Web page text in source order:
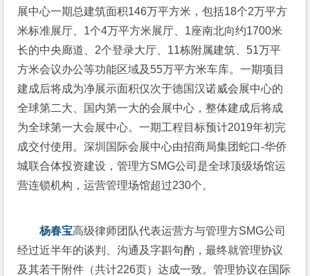
展中心一期总建筑面积146万平方米，包括18个2万平方
米标准展厅、1个4万平方米展厅、1座南北向约1700米
长的中央廊道、2个登录大厅、11栋附属建筑、51万平
方米会议办公等功能区域及55万平方米车库。一期项目
建成后将成为净展示面积仅次于德国汉诺威会展中心的
全球第二大、国内第一大的会展中心，整体建成后将成
为全球第一大会展中心。一期工程目标预计2019年初完
成交付使用。深圳国际会展中心由招商局集团蛇口-华侨
城联合体投资建设，管理方SMG公司是全球顶级场馆运
营连锁机构，运营管理场馆超过230个。
杨春宝高级律师团队代表运营方与管理方SMG公司
经过近半年的谈判、沟通及字斟句酌，最终就管理协议
及其若干附件（共计226页）达成一致。管理协议在国际